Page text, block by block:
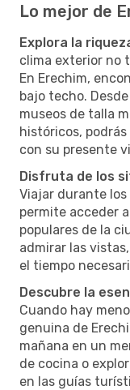
Lo mejor de
Explora la
clima exterior no
En Erechim,
bajo techo.
museos de talla
históricos,
con su presente
Disfruta de los
Viajar durante
permite acceder
populares de la
admirar las
el tiempo
Descubre la
Cuando hay
genuina de
mañana en un
de cocina o
en las guías